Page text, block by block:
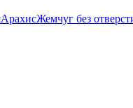
АрахисЖемчуг без